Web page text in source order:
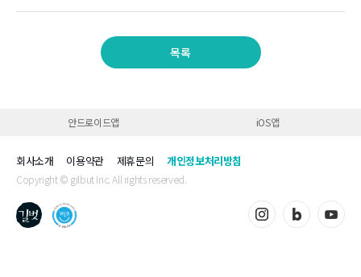
목록
안드로이드앱 iOS앱
Copyright © gilbut Inc. All rights reserved.
회사소개 이용약관 제휴문의 개인정보처리방침